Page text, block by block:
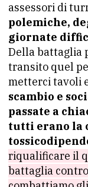
assessori di
polemiche,
giornate
Della battaglia
transito quel
metterci tavoli
scambio e
passate a
tutti erano la
riqualificare il
battaglia